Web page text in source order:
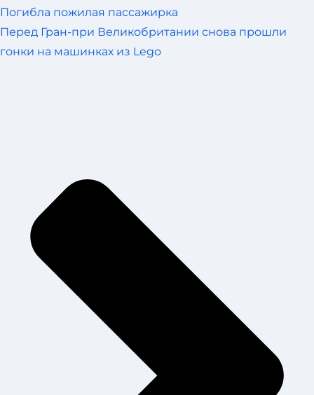
Погибла пожилая пассажирка
Перед Гран-при Великобритании снова прошли
гонки на машинках из Lego